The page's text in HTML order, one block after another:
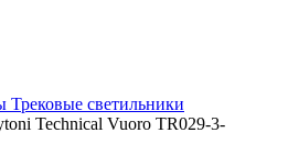
Трековые светильники
Technical Vuoro TR029-3-